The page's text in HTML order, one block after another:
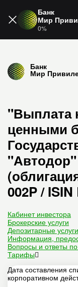
Банк
Мир
0%
Банк
Мир
"Выплата
ценными
"Автодор"
002P /
Кабинет инвестора
Брокерские услуги
Депозитарные услуги
Информация,
Вопросы и ответы
Тарифы
Дата составления
корпоративном